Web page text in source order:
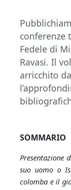
conferenze
Fedele di
Ravasi. Il
arricchito
SOMMARIO
Presentazione
suo uomo o
colomba e il